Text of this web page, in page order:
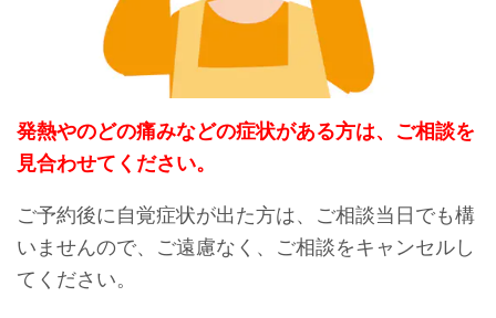
発熱やのどの痛みなどの症状がある方は、ご相談を
見合わせてください。
ご予約後に自覚症状が出た方は、ご相談当日でも構
いませんので、ご遠慮なく、ご相談をキャンセルし
てください。